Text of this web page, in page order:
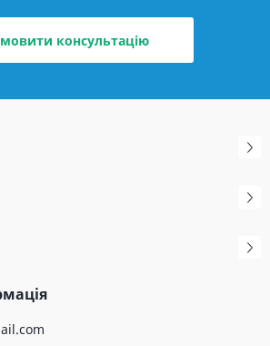
консультацію